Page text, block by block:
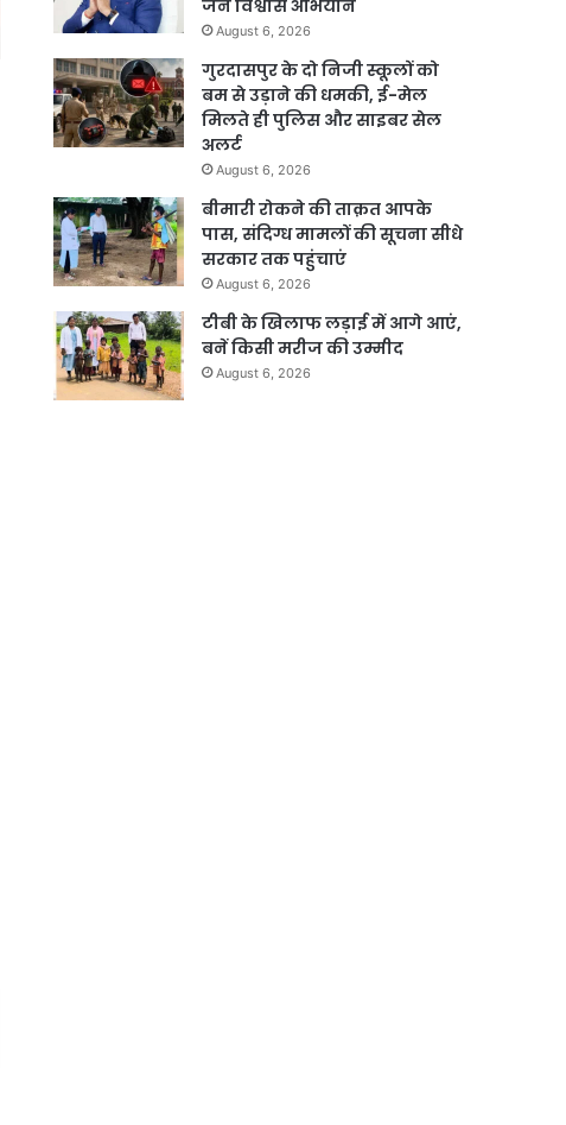
जन विश्वास अभियान
August 6, 2026
गुरदासपुर के दो निजी स्कूलों को
बम से उड़ाने की धमकी, ई-मेल
मिलते ही पुलिस और साइबर सेल
अलर्ट
August 6, 2026
बीमारी रोकने की ताक़त आपके
पास, संदिग्ध मामलों की सूचना सीधे
सरकार तक पहुंचाएं
August 6, 2026
टीबी के खिलाफ लड़ाई में आगे आएं,
बनें किसी मरीज की उम्मीद
August 6, 2026